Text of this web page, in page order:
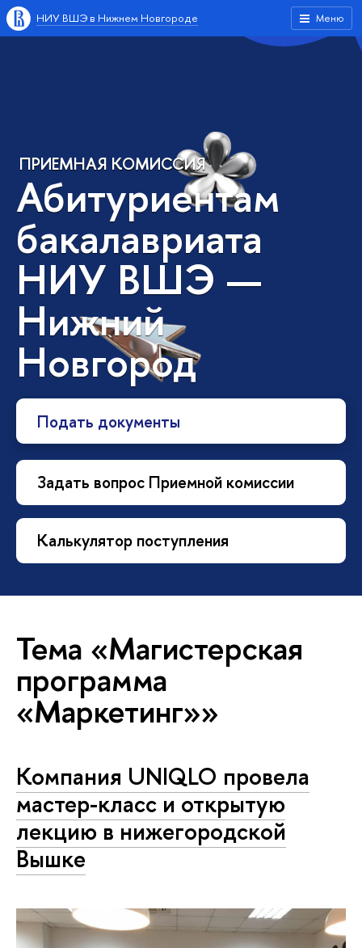
Меню
НИУ ВШЭ в Нижнем Новгороде
ПРИЕМНАЯ КОМИССИЯ
Абитуриентам
бакалавриата
НИУ ВШЭ —
Нижний
Новгород
Подать документы
Задать вопрос Приемной комиссии
Калькулятор поступления
Тема «Магистерская
программа
«Маркетинг»»
Компания UNIQLO провела
мастер-класс и открытую
лекцию в нижегородской
Вышке